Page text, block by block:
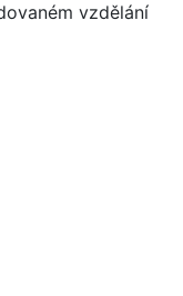
vzdělání